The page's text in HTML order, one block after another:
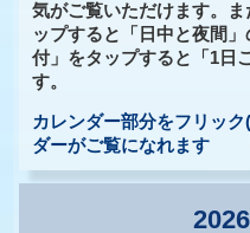
気がご覧いただけます。
ップすると「日中と夜間
付」をタップすると「1日
す。
カレンダー部分をフリッ
ダーがご覧になれます